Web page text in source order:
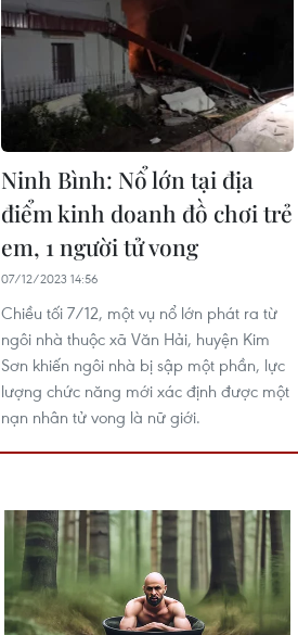
Ninh Bình: Nổ lớn tại địa
điểm kinh doanh đồ chơi trẻ
em, 1 người tử vong
07/12/2023 14:56
Chiều tối 7/12, một vụ nổ lớn phát ra từ
ngôi nhà thuộc xã Văn Hải, huyện Kim
Sơn khiến ngôi nhà bị sập một phần, lực
lượng chức năng mới xác định được một
nạn nhân tử vong là nữ giới.